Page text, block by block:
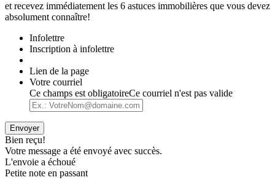
et recevez immédiatement les 6 astuces immobilières que vous devez
absolument connaître!
Infolettre
Inscription à infolettre
Lien de la page
Votre courriel
Ce champs est obligatoireCe courriel n'est pas valide
Envoyer
Bien reçu!
Votre message a été envoyé avec succès.
L'envoie a échoué
Petite note en passant